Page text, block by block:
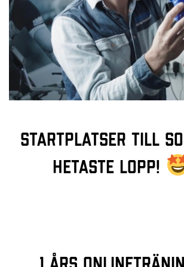
Startplatser till
hetaste lopp!